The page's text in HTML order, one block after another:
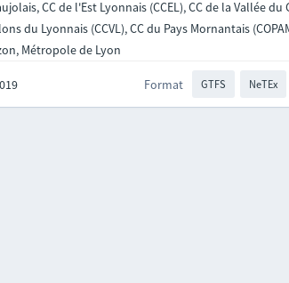
CC de l'Est Lyonnais (CCEL), CC de la Vallée
du Lyonnais (CCVL), CC du Pays Mornantais
Métropole de Lyon
Format GTFS NeTEx